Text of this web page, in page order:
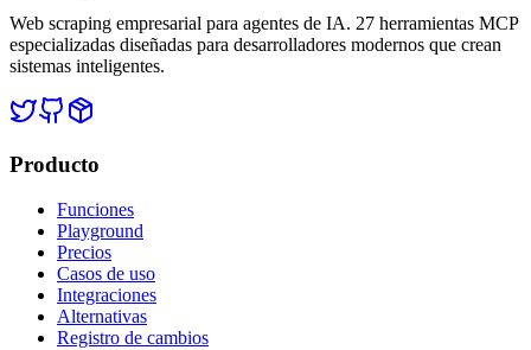
Web scraping empresarial para agentes de IA. 27 herramientas MCP
especializadas diseñadas para desarrolladores modernos que crean
sistemas inteligentes.
Producto
Funciones
Playground
Precios
Casos de uso
Integraciones
Alternativas
Registro de cambios